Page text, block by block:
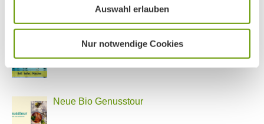
Auswahl erlauben
Nur notwendige Cookies
PHONSTUDIO Sendung Juli 2026
Neue Bio Genusstour